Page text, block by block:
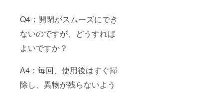
Q4：開閉がスムーズにでき
ないのですが、どうすれば
よいですか？
A4：毎回、使用後はすぐ掃
除し、異物が残らないよう